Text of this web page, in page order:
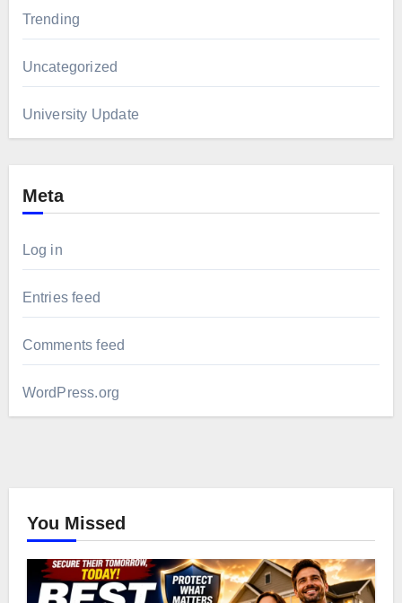
Trending
Uncategorized
University Update
Meta
Log in
Entries feed
Comments feed
WordPress.org
You Missed